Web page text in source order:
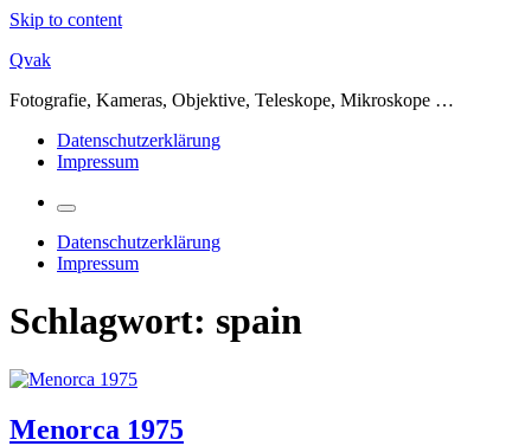
Skip to content
Qvak
Fotografie, Kameras, Objektive, Teleskope, Mikroskope …
Datenschutzerklärung
Impressum
Datenschutzerklärung
Impressum
Schlagwort: spain
Menorca 1975